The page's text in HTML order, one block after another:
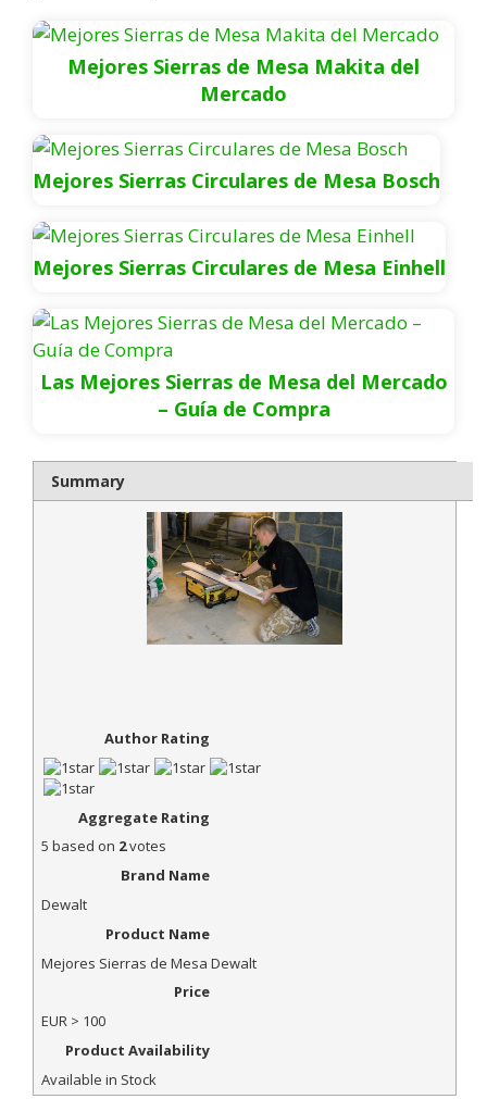
Mejores Sierras de Mesa Makita del
Mercado
Mejores Sierras Circulares de Mesa Bosch
Mejores Sierras Circulares de Mesa Einhell
Las Mejores Sierras de Mesa del Mercado
– Guía de Compra
Summary
Author Rating
Aggregate Rating
5 based on 2votes
Brand Name
Dewalt
Product Name
Mejores Sierras de Mesa Dewalt
Price
EUR> 100
Product Availability
Available in Stock